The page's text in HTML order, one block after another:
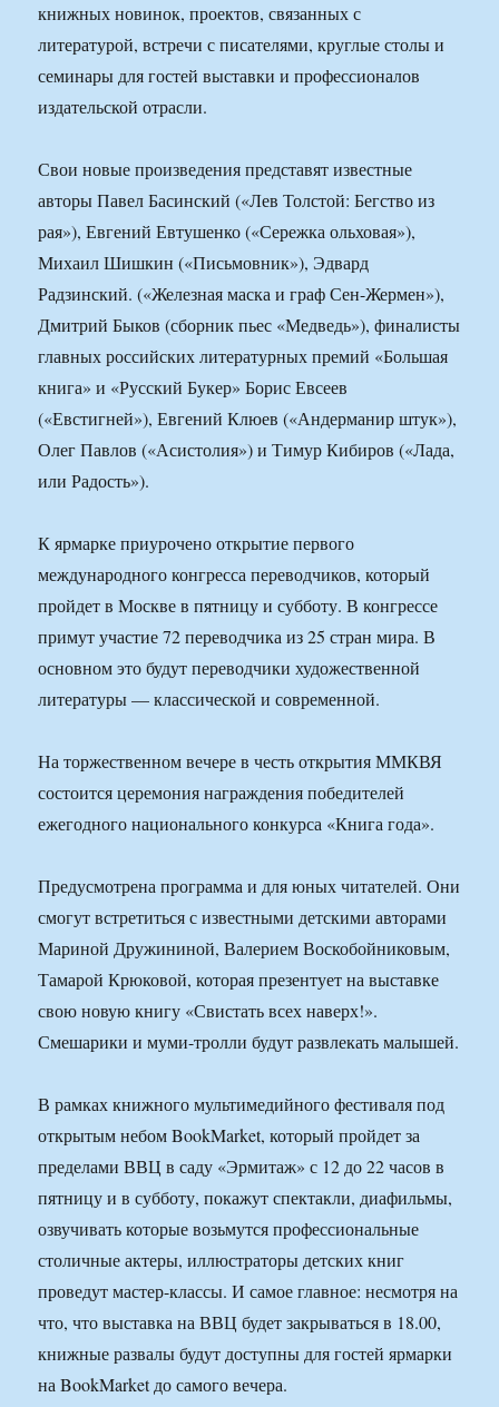
книжных новинок, проектов, связанных с
литературой, встречи с писателями, круглые столы и
семинары для гостей выставки и профессионалов
издательской отрасли.
Свои новые произведения представят известные
авторы Павел Басинский («Лев Толстой: Бегство из
рая»), Евгений Евтушенко («Сережка ольховая»),
Михаил Шишкин («Письмовник»), Эдвард
Радзинский. («Железная маска и граф Сен-Жермен»),
Дмитрий Быков (сборник пьес «Медведь»), финалисты
главных российских литературных премий «Большая
книга» и «Русский Букер» Борис Евсеев
(«Евстигней»), Евгений Клюев («Андерманир штук»),
Олег Павлов («Асистолия») и Тимур Кибиров («Лада,
или Радость»).
К ярмарке приурочено открытие первого
международного конгресса переводчиков, который
пройдет в Москве в пятницу и субботу. В конгрессе
примут участие 72 переводчика из 25 стран мира. В
основном это будут переводчики художественной
литературы — классической и современной.
На торжественном вечере в честь открытия ММКВЯ
состоится церемония награждения победителей
ежегодного национального конкурса «Книга года».
Предусмотрена программа и для юных читателей. Они
смогут встретиться с известными детскими авторами
Мариной Дружининой, Валерием Воскобойниковым,
Тамарой Крюковой, которая презентует на выставке
свою новую книгу «Свистать всех наверх!».
Смешарики и муми-тролли будут развлекать малышей.
В рамках книжного мультимедийного фестиваля под
открытым небом BookMarket, который пройдет за
пределами ВВЦ в саду «Эрмитаж» с 12 до 22 часов в
пятницу и в субботу, покажут спектакли, диафильмы,
озвучивать которые возьмутся профессиональные
столичные актеры, иллюстраторы детских книг
проведут мастер-классы. И самое главное: несмотря на
что, что выставка на ВВЦ будет закрываться в 18.00,
книжные развалы будут доступны для гостей ярмарки
на BookMarket до самого вечера.